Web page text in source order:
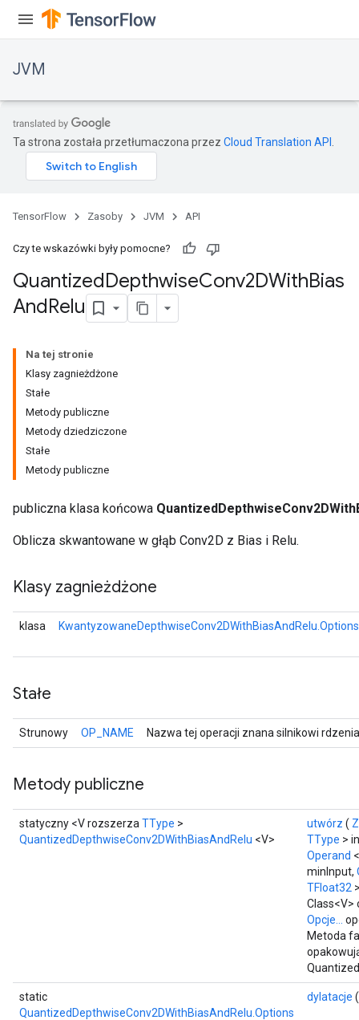
JVM
Ta strona została przetłumaczona przez Cloud Translation API
TensorFlow Zasoby JVM API
Czy te wskazówki były pomocne?
QuantizedDepthwiseConv2DWithBias
AndRelu
Na tej stronie
Klasy zagnieżdżone
Stałe
Metody publiczne
Metody dziedziczone
Stałe
Metody publiczne
publiczna klasa końcowa
Oblicza skwantowane w głąb Conv2D z Bias i Relu.
Klasy zagnieżdżone
klasa KwantyzowaneDepthwiseConv2DWithBiasAndRelu.Options
Stałe
Strunowy OP_NAME Nazwa tej operacji znana silnikowi
Metody publiczne
statyczny <V rozszerza TType >
QuantizedDepthwiseConv2DWithBiasAndRelu <V>
utwórz (
TType >
Operand
minInput,
TFloat32
Class<V>
Opcje...
Metoda
static
QuantizedDepthwiseConv2DWithBiasAndRelu.Options
dylatacje